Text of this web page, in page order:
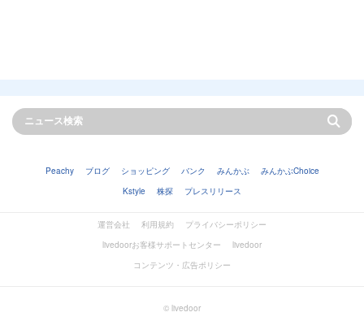
Peachy ブログ ショッピング バンク みんかぶ
みんかぶChoice
Kstyle
株探 プレスリリース
運営会社 利用規約
プライバシーポリシー
livedoorお客様サポートセンター
livedoor
コンテンツ・広告ポリシー
© livedoor